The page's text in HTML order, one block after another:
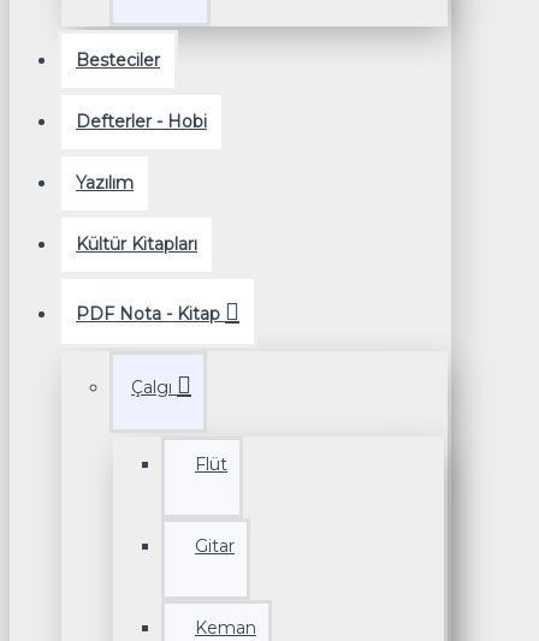
Besteciler
Defterler - Hobi
Yazılım
Kültür Kitapları
PDF Nota - Kitap
Çalgı
Flüt
Gitar
Keman